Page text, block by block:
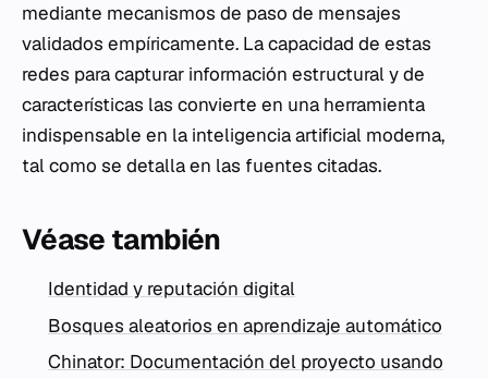
mediante mecanismos de paso de mensajes
validados empíricamente. La capacidad de estas
redes para capturar información estructural y de
características las convierte en una herramienta
indispensable en la inteligencia artificial moderna,
tal como se detalla en las fuentes citadas.
Véase también
Identidad y reputación digital
Bosques aleatorios en aprendizaje automático
Chinator: Documentación del proyecto usando